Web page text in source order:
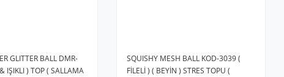
GLITTER BALL DMR-
IŞIKLI ) TOP ( SALLAMA
SQUISHY MESH BALL KOD-3039 (
FİLELİ ) ( BEYİN ) STRES TOPU (